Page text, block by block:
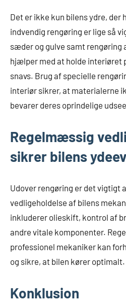
Det er ikke kun bilens ydre, der
indvendig rengøring er lige så
sæder og gulve samt
hjælper med at holde interiøret
snavs. Brug af specielle
interiør sikrer, at materialerne
bevarer deres oprindelige
Regelmæssig
sikrer bilens
Udover rengøring er det vigtigt
vedligeholdelse af bilens
inkluderer olieskift, kontrol af
andre vitale komponenter.
professionel mekaniker kan
og sikre, at bilen kører optimalt.
Konklusion